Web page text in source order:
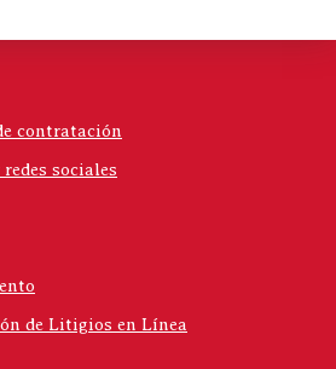
contratación
sociales
de Litigios en Línea